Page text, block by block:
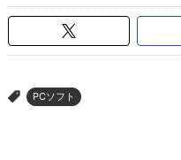
> PCソフト